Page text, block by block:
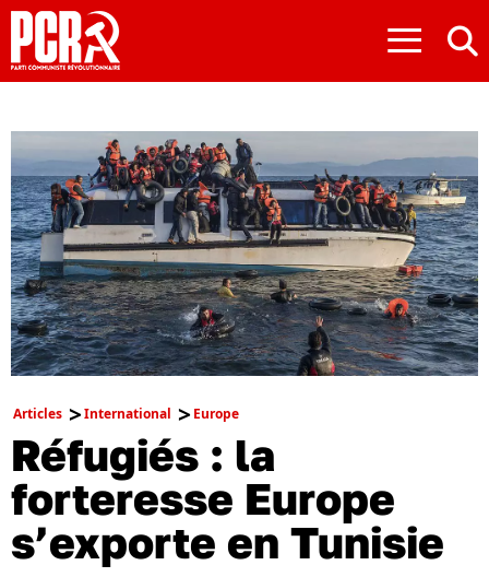
≡
Articles International Europe
Réfugiés : la
forteresse Europe
s’exporte en Tunisie